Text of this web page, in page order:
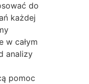
do
każdej
w całym
analizy
pomoc